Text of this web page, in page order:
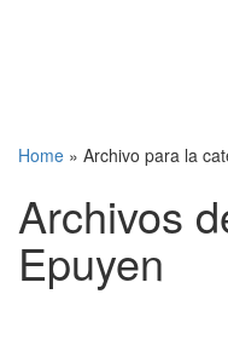
Home » Archivo para la
Archivos
Epuyen